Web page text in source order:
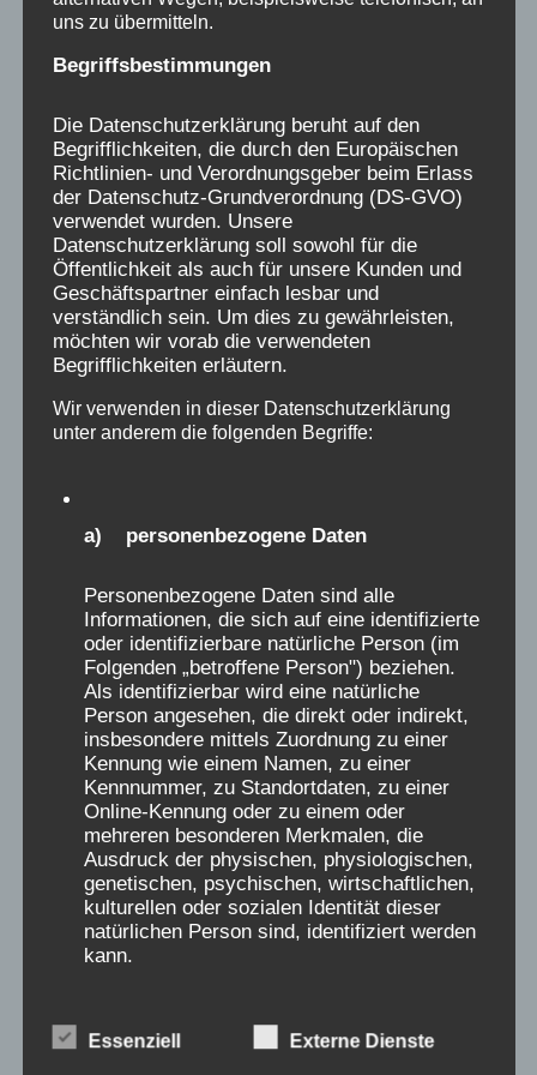
Gern könnt ihr auch unseren
Für alle, die uns hier etwas aus ihrer
Verschickungsgeschichte aufschreiben,
fühlen wir uns verantwortlich, gleichzeitig
sehen wir eure Erinnerungen als ein
Geschenk an uns an, das uns verpflichtet,
dafür zu kämpfen, dass das Unrecht, was uns
als Kindern passiert ist, restlos aufgeklärt
und Politik und Trägerlandschaft auch ihre
Erinnerungs-Berichte wurden ausdrücklich der
Webseite der „Initiative Verschickungskinder“
(www.verschickungsheime.de) als ZEUGNISSE
freigeben und nur für diese Seiten autorisiert.
Wer daraus ohne Quellenangabe und
Genehmigung der Initiative
Verschickungskinder e.V. oder des AEKV e.V.
zitiert, verstößt gegen das Urheberrecht.
Namen dürfen, auch nach der Genehmigung,
nur initialisiert genannt werden. Genehmigung
unter: aekv@verschickungsheime.de erfragen
wissenschaftlichen Begleitverein:
uns zu übermitteln.
Begriffsbestimmungen
Die Datenschutzerklärung beruht auf den
Begrifflichkeiten, die durch den Europäischen
Richtlinien- und Verordnungsgeber beim Erlass
der Datenschutz-Grundverordnung (DS-GVO)
verwendet wurden. Unsere
Datenschutzerklärung soll sowohl für die
Öffentlichkeit als auch für unsere Kunden und
Geschäftspartner einfach lesbar und
verständlich sein. Um dies zu gewährleisten,
möchten wir vorab die verwendeten
Begrifflichkeiten erläutern.
Wir verwenden in dieser Datenschutzerklärung
unter anderem die folgenden Begriffe:
a) personenbezogene Daten
Personenbezogene Daten sind alle
Informationen, die sich auf eine identifizierte
oder identifizierbare natürliche Person (im
Folgenden „betroffene Person") beziehen.
Als identifizierbar wird eine natürliche
Person angesehen, die direkt oder indirekt,
insbesondere mittels Zuordnung zu einer
Kennung wie einem Namen, zu einer
Kennnummer, zu Standortdaten, zu einer
Online-Kennung oder zu einem oder
mehreren besonderen Merkmalen, die
Ausdruck der physischen, physiologischen,
genetischen, psychischen, wirtschaftlichen,
kulturellen oder sozialen Identität dieser
natürlichen Person sind, identifiziert werden
kann.
b) betroffene Person
Essenziell Externe Dienste